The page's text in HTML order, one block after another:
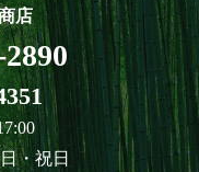
店
・祝日